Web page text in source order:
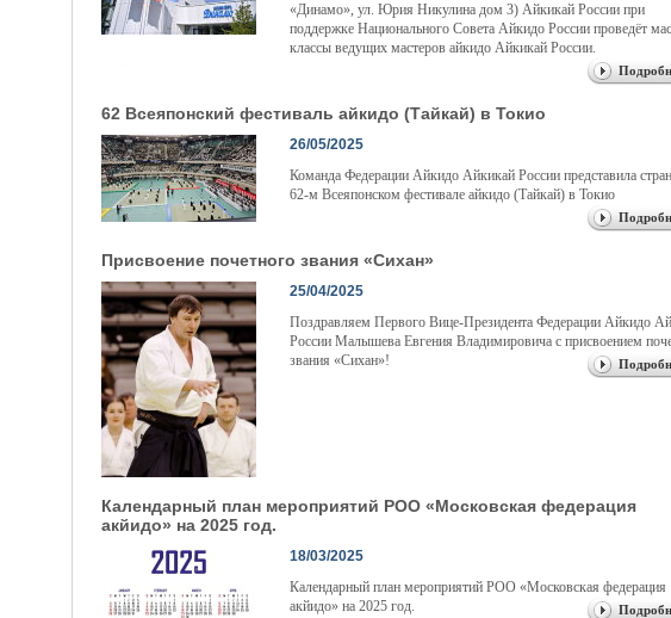
«Динамо», ул. Юрия Никулина дом 3) Айкикай России при
поддержке Национального Совета Айкидо России проведёт
классы ведущих мастеров айкидо Айкикай России.
62 Всеяпонский фестиваль айкидо (Тайкай) в Токио
26/05/2025
Команда Федерации Айкидо Айкикай России представила
62-м Всеяпонском фестивале айкидо (Тайкай) в Токио
Присвоение почетного звания «Сихан»
25/04/2025
Поздравляем Первого Вице-Президента Федерации Айкидо
России Малышева Евгения Владимировича с присвоением
звания «Сихан»!
Календарный план мероприятий РОО «Московская федерация
акйидо» на 2025 год.
18/03/2025
Календарный план мероприятий РОО «Московская федерация
акйидо» на 2025 год.